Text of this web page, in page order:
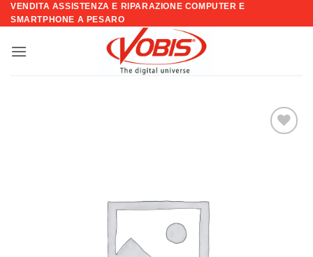
Salta
ai
VENDITA ASSISTENZA E RIPARAZIONE COMPUTER E
SMARTPHONE A PESARO